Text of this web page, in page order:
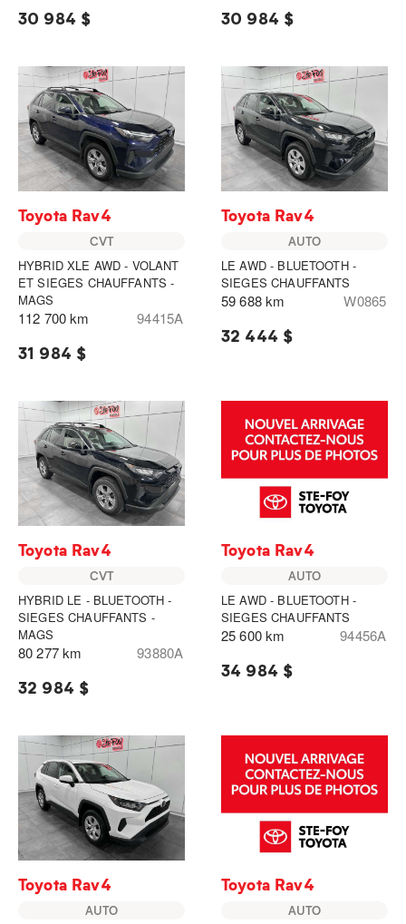
30 984 $ 30 984 $
Toyota Rav4
CVT
HYBRID XLE AWD - VOLANT
ET SIEGES CHAUFFANTS -
MAGS
112 700 km 94415A
31 984 $
Toyota Rav4
AUTO
LE AWD - BLUETOOTH -
SIEGES CHAUFFANTS
59 688 km W0865
32 444 $
Toyota Rav4
CVT
HYBRID LE - BLUETOOTH -
SIEGES CHAUFFANTS -
MAGS
80 277 km 93880A
32 984 $
Toyota Rav4
AUTO
LE AWD - BLUETOOTH -
SIEGES CHAUFFANTS
25 600 km 94456A
34 984 $
Toyota Rav4
AUTO
Toyota Rav4
AUTO